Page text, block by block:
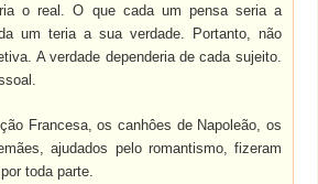
o real. O que cada um pensa seria a
um teria a sua verdade. Portanto, não
A verdade dependeria de cada sujeito.
Francesa, os canhôes de Napoleão, os
ajudados pelo romantismo, fizeram
toda parte.